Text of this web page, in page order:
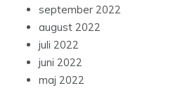
september 2022
august 2022
juli 2022
juni 2022
maj 2022